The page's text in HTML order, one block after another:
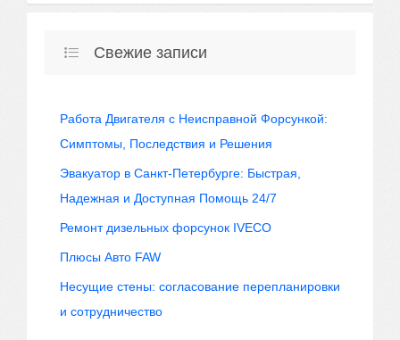
Свежие записи
Работа Двигателя с Неисправной Форсункой:
Симптомы, Последствия и Решения
Эвакуатор в Санкт-Петербурге: Быстрая,
Надежная и Доступная Помощь 24/7
Ремонт дизельных форсунок IVECO
Плюсы Авто FAW
Несущие стены: согласование перепланировки
и сотрудничество